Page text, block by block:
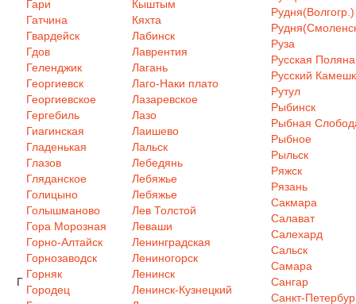
Г
Гари
Гатчина
Гвардейск
Гдов
Геленджик
Георгиевск
Георгиевское
Гергебиль
Гиагинская
Гладенькая
Глазов
Гляданское
Голицыно
Голышманово
Гора Морозная
Горно-Алтайск
Горнозаводск
Горняк
Городец
Кыштым
Кяхта
Лабинск
Лаврентия
Лагань
Лаго-Наки плато
Лазаревское
Лазо
Лаишево
Лальск
Лебедянь
Лебяжье
Лебяжье
Лев Толстой
Леваши
Ленинградская
Лениногорск
Ленинск
Ленинск-Кузнецкий
Рудня(Волгогр.)
Руза
Русская Поляна
Русский
Рутул
Рыбинск
Рыбная
Рыбное
Рыльск
Ряжск
Рязань
Сакмара
Салават
Салехард
Сальск
Самара
Сангар
Санкт-